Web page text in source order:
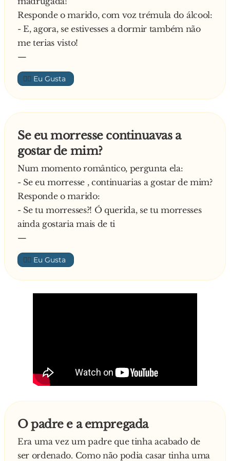
Responde o marido, com voz trémula do álcool:
- E, agora, se estivesses a dormir também não
me terias visto!
—
👍🏼
Se eu morresse continuavas a
gostar de mim?
Num momento romântico, pergunta ela:
- Se eu morresse , continuarias a gostar de mim?
Responde o marido:
- Se tu morresses?! Ó querida, se tu morresses
ainda gostaria mais de ti
—
👍🏼
O padre e a empregada
Era uma vez um padre que tinha acabado de
ser ordenado. Como não podia casar tinha uma